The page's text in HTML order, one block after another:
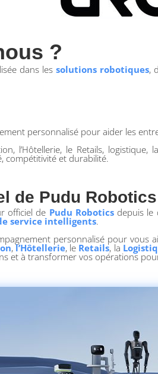
?
dans les solutions robotiques,
personnalisé pour aider les
l’Hôtellerie, le Retails,
compétitivité et durabilité.
de Pudu Robotics
officiel de Pudu Robotics depuis le
service intelligents.
personnalisé pour vous
,l’Hôtellerie, le Retails, la
et à transformer vos opérations